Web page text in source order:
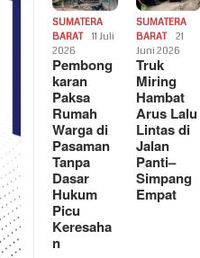
SUMATERA
BARAT
11 Juli
2026
Pembong
karan
Paksa
Rumah
Warga di
Pasaman
Tanpa
Dasar
Hukum
Picu
Keresaha
n
SUMATERA
BARAT
21
Juni 2026
Truk
Miring
Hambat
Arus Lalu
Lintas di
Jalan
Panti–
Simpang
Empat